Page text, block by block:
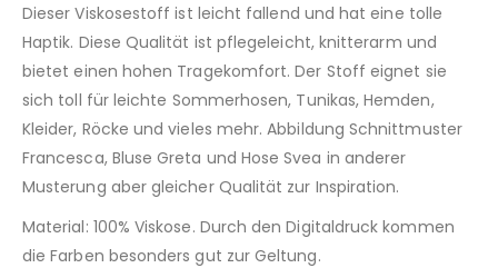
Dieser Viskosestoff ist leicht fallend und hat eine tolle
Haptik. Diese Qualität ist pflegeleicht, knitterarm und
bietet einen hohen Tragekomfort. Der Stoff eignet sie
sich toll für leichte Sommerhosen, Tunikas, Hemden,
Kleider, Röcke und vieles mehr. Abbildung Schnittmuster
Francesca, Bluse Greta und Hose Svea in anderer
Musterung aber gleicher Qualität zur Inspiration.
Material: 100% Viskose. Durch den Digitaldruck kommen
die Farben besonders gut zur Geltung.